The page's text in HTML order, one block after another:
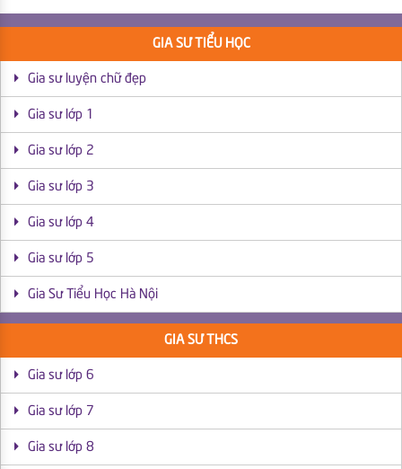
GIA SƯ TIỂU HỌC
Gia sư luyện chữ đẹp
Gia sư lớp 1
Gia sư lớp 2
Gia sư lớp 3
Gia sư lớp 4
Gia sư lớp 5
Gia Sư Tiểu Học Hà Nội
GIA SƯ THCS
Gia sư lớp 6
Gia sư lớp 7
Gia sư lớp 8